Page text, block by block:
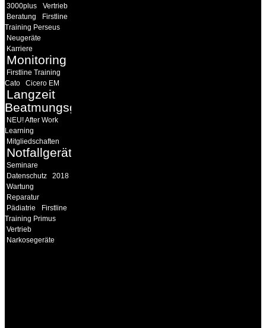
3000plus
Vertrieb
Beratung
Firstline
Training Perseus
Neugeräte
Karriere
Monitoring
Firstline Training
Cato
Cicero EM
Langzeit
Beatmungsgeräte
NEU! After Work
Learning
Mitgliedschaften
Notfallgeräte
Seminare
Datenschutz
2018
Wartung
Reparatur
Pädiatrie
Firstline
Training Primus
Vertrieb
Narkosegeräte